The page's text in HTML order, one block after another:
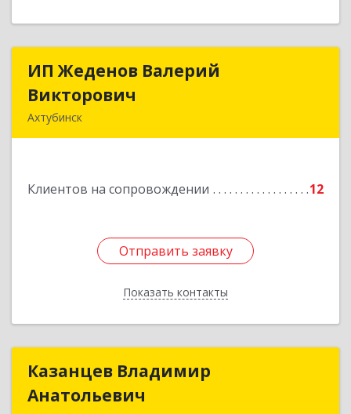
ИП Жеденов Валерий
Викторович
Ахтубинск
Клиентов на сопровождении 12
Отправить заявку
Показать контакты
ИП Жеденов Валерий
Подробнее
Отправить заявку
Назад
Казанцев Владимир
Анатольевич
Казанцев Владимир